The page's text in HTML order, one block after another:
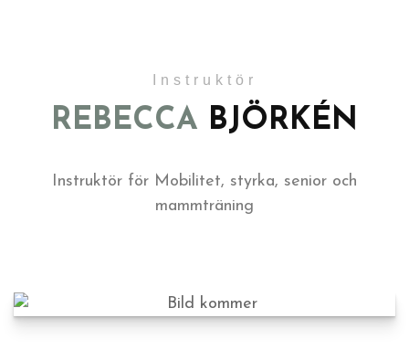
Instruktör
REBECCA BJÖRKÉN
Instruktör för Mobilitet, styrka, senior och
mammträning